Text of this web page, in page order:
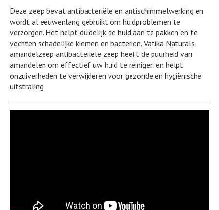
Deze zeep bevat antibacteriële en antischimmelwerking en
wordt al eeuwenlang gebruikt om huidproblemen te
verzorgen. Het helpt duidelijk de huid aan te pakken en te
vechten schadelijke kiemen en bacteriën. Vatika Naturals
amandelzeep antibacteriële zeep heeft de puurheid van
amandelen om effectief uw huid te reinigen en helpt
onzuiverheden te verwijderen voor gezonde en hygiënische
uitstraling.